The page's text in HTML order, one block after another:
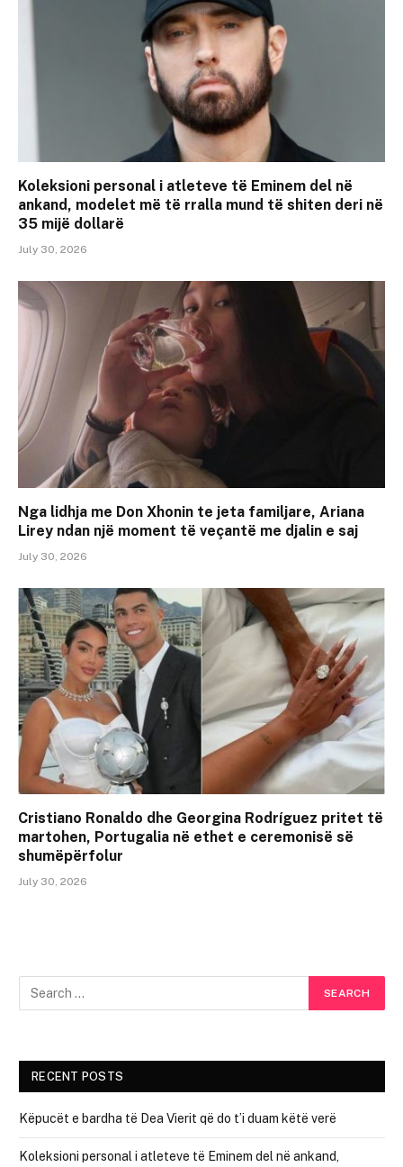
Koleksioni personal i atleteve të Eminem del në
ankand, modelet më të rralla mund të shiten deri në
35 mijë dollarë
July 30, 2026
Nga lidhja me Don Xhonin te jeta familjare, Ariana
Lirey ndan një moment të veçantë me djalin e saj
July 30, 2026
Cristiano Ronaldo dhe Georgina Rodríguez pritet të
martohen, Portugalia në ethet e ceremonisë së
shumëpërfolur
July 30, 2026
RECENT POSTS
Këpucët e bardha të Dea Vierit që do t’i duam këtë verë
Koleksioni personal i atleteve të Eminem del në ankand,